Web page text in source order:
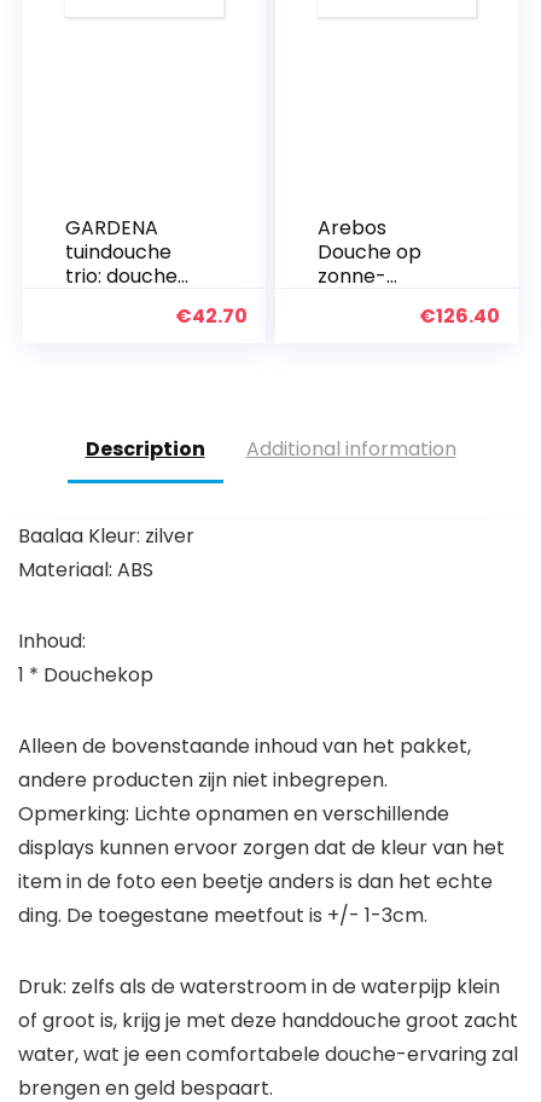
GARDENA
tuindouche
trio: douche
waterstraalvo
regelbaar,
€42.70
Arebos
Douche op
zonne-
sproeifunctie |
€126.40
Description Additional information
Baalaa Kleur: zilver
Materiaal: ABS
Inhoud:
1 * Douchekop
Alleen de bovenstaande inhoud van het pakket,
andere producten zijn niet inbegrepen.
Opmerking: Lichte opnamen en verschillende
displays kunnen ervoor zorgen dat de kleur van het
item in de foto een beetje anders is dan het echte
ding. De toegestane meetfout is +/- 1-3cm.
Druk: zelfs als de waterstroom in de waterpijp klein
of groot is, krijg je met deze handdouche groot zacht
water, wat je een comfortabele douche-ervaring zal
brengen en geld bespaart.